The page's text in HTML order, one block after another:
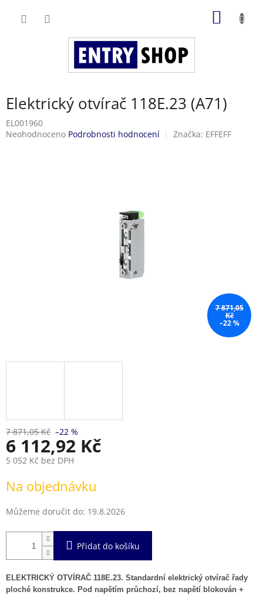
Elektrický otvírač 118E.23 (A71)
EL001960
Průměrné
Neohodnoceno Podrobnosti hodnocení Značka: EFFEFF
7 871,05
Kč
–22 %
7 871,05 Kč –22 %
6 112,92 Kč
5 052 Kč bez DPH
cena:
Na objednávku
Můžeme doručit do: 19.8.2026
Přidat do košíku
ELEKTRICKÝ OTVÍRAČ 118E.23. Standardní elektrický otvírač řady
ploché konstrukce. Pod napětím průchozí, bez napětí blokován +